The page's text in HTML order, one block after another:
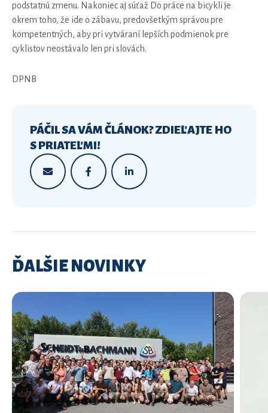
podstatnú zmenu. Nakoniec aj súťaž Do práce na bicykli je
okrem toho, že ide o zábavu, predovšetkým správou pre
kompetentných, aby pri vytváraní lepších podmienok pre
cyklistov neostávalo len pri slovách.
DPNB
PÁČIL SA VÁM ČLÁNOK? ZDIEĽAJTE HO
S PRIATEĽMI!
ĎALŠIE NOVINKY